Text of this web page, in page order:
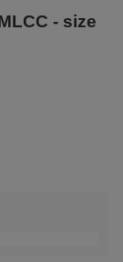
- size